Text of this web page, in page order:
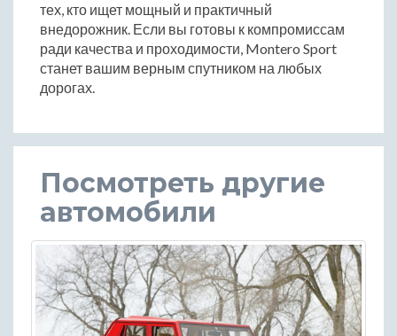
тех, кто ищет мощный и практичный
внедорожник. Если вы готовы к компромиссам
ради качества и проходимости, Montero Sport
станет вашим верным спутником на любых
дорогах.
Посмотреть другие
автомобили